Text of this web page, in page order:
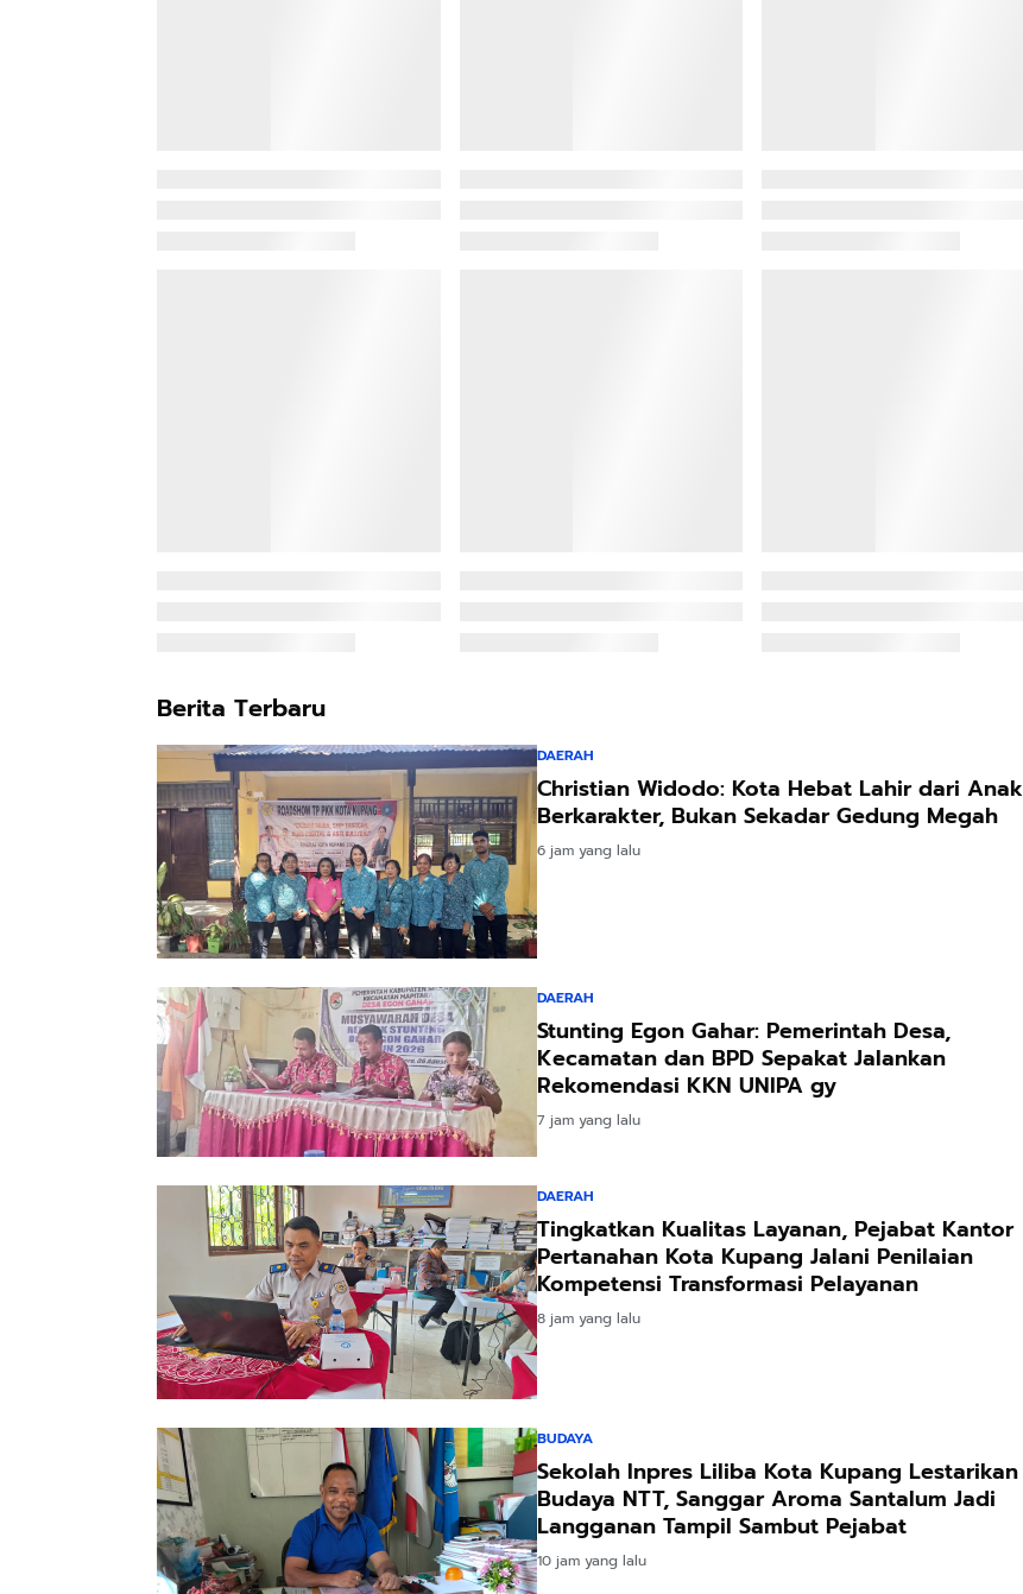
Berita Terbaru
DAERAH
Christian Widodo: Kota Hebat Lahir dari Anak
Berkarakter, Bukan Sekadar Gedung Megah
6 jam yang lalu
DAERAH
Stunting Egon Gahar: Pemerintah Desa,
Kecamatan dan BPD Sepakat Jalankan
Rekomendasi KKN UNIPA gy
7 jam yang lalu
DAERAH
Tingkatkan Kualitas Layanan, Pejabat Kantor
Pertanahan Kota Kupang Jalani Penilaian
Kompetensi Transformasi Pelayanan
8 jam yang lalu
BUDAYA
Sekolah Inpres Liliba Kota Kupang Lestarikan
Budaya NTT, Sanggar Aroma Santalum Jadi
Langganan Tampil Sambut Pejabat
10 jam yang lalu